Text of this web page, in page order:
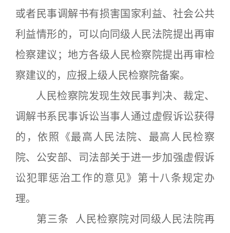
或者民事调解书有损害国家利益、社会公共
利益情形的，可以向同级人民法院提出再审
检察建议；地方各级人民检察院提出再审检
察建议的，应报上级人民检察院备案。
人民检察院发现生效民事判决、裁定、
调解书系民事诉讼当事人通过虚假诉讼获得
的，依照《最高人民法院、最高人民检察
院、公安部、司法部关于进一步加强虚假诉
讼犯罪惩治工作的意见》第十八条规定办
理。
第三条 人民检察院对同级人民法院再